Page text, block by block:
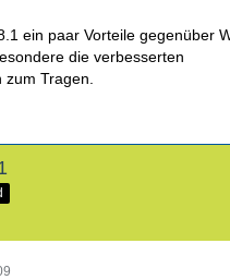
ein paar Vorteile gegenüber
die verbesserten
Tragen.